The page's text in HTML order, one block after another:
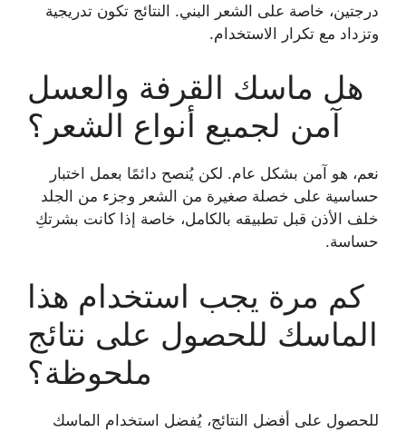
درجتين، خاصة على الشعر البني. النتائج تكون تدريجية
وتزداد مع تكرار الاستخدام.
هل ماسك القرفة والعسل
آمن لجميع أنواع الشعر؟
نعم، هو آمن بشكل عام. لكن يُنصح دائمًا بعمل اختبار
حساسية على خصلة صغيرة من الشعر وجزء من الجلد
خلف الأذن قبل تطبيقه بالكامل، خاصة إذا كانت بشرتكِ
حساسة.
كم مرة يجب استخدام هذا
الماسك للحصول على نتائج
ملحوظة؟
للحصول على أفضل النتائج، يُفضل استخدام الماسك